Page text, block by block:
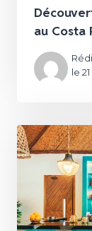
au Costa
le